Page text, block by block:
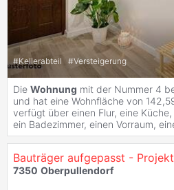
#Kellerabteil #Versteigerung
Die Wohnung mit der Nummer 4
und hat eine Wohnfläche von
verfügt über einen Flur, eine
ein Badezimmer, einen Vorraum,
7350 Oberpullendorf